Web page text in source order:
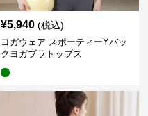
¥5,940 (税込)
ヨガウェア スポーティーYバッ
クヨガブラトップス